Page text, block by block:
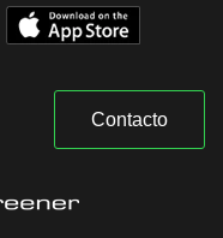
Contacto